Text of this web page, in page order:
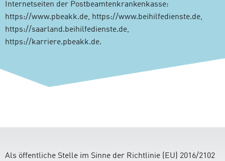
Internetseiten der Postbeamtenkrankenkasse:
https://www.pbeakk.de, https://www.beihilfedienste.de,
https://saarland.beihilfedienste.de,
https://karriere.pbeakk.de.
Als öffentliche Stelle im Sinne der Richtlinie (EU) 2016/2102